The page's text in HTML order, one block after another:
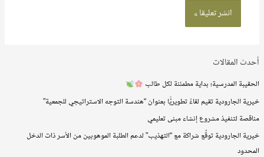
أحدث المقالات
الحقيبة المدرسية؛ بداية مطمئنة لكل طالب
خيرية الجارودية تقيم لقاءً تطويريًّا بعنوان “هندسة التوجه الاستراتيجي للجمعية”
مناقصة لتنفيذ مشروع إنشاء مبنى تعليمي
خيرية الجارودية توقّع شراكة مع “التهذيب” لدعم الطلبة الموهوبين من الأسر ذات الدخل
المحدود